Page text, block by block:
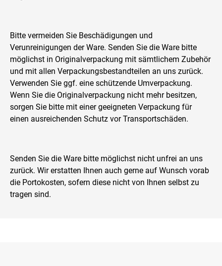
Bitte vermeiden Sie Beschädigungen und
Verunreinigungen der Ware. Senden Sie die Ware bitte
möglichst in Originalverpackung mit sämtlichem Zubehör
und mit allen Verpackungsbestandteilen an uns zurück.
Verwenden Sie ggf. eine schützende Umverpackung.
Wenn Sie die Originalverpackung nicht mehr besitzen,
sorgen Sie bitte mit einer geeigneten Verpackung für
einen ausreichenden Schutz vor Transportschäden.
Senden Sie die Ware bitte möglichst nicht unfrei an uns
zurück. Wir erstatten Ihnen auch gerne auf Wunsch vorab
die Portokosten, sofern diese nicht von Ihnen selbst zu
tragen sind.